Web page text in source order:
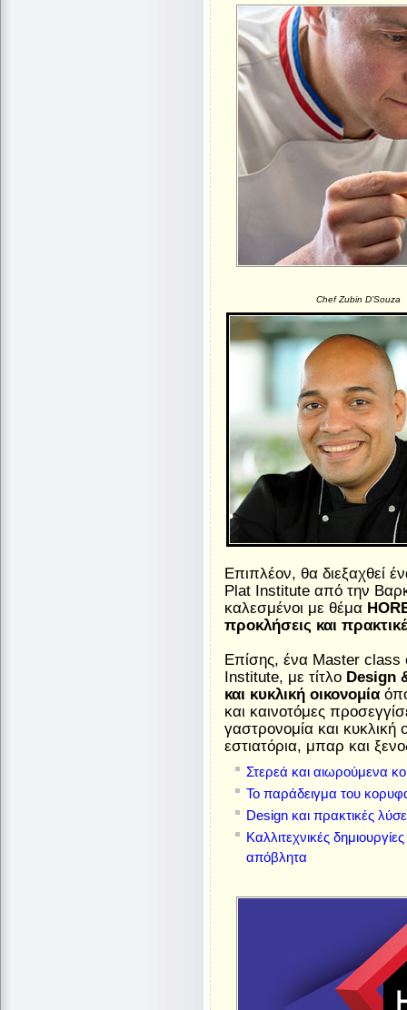
Chef Zubin D’Souza
Επιπλέον, θα διεξαχθεί
Plat Institute από την
καλεσμένοι με θέμα
προκλήσεις και
Επίσης, ένα Master class
Institute, με τίτλο Design
και κυκλική οικονομία
και καινοτόμες
γαστρονομία και κυκλική
εστιατόρια, μπαρ και
Στερεά και αιωρούμενα
Το παράδειγμα του
Design και πρακτικές
Καλλιτεχνικές
απόβλητα